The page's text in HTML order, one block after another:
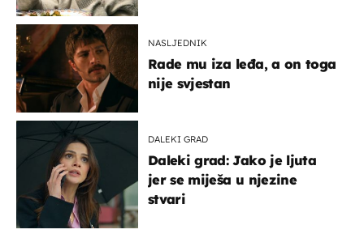
NASLJEDNIK
Rade mu iza leđa, a on toga
nije svjestan
DALEKI GRAD
Daleki grad: Jako je ljuta
jer se miješa u njezine
stvari